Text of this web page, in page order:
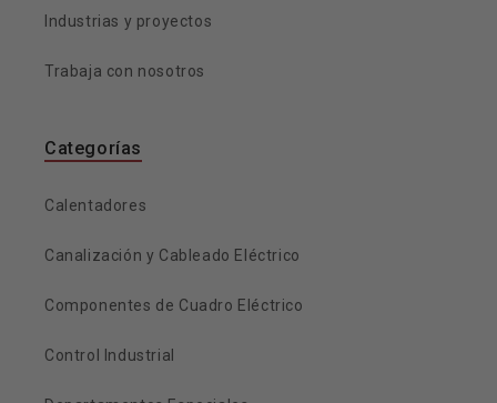
Industrias y proyectos
Trabaja con nosotros
Categorías
Calentadores
Canalización y Cableado Eléctrico
Componentes de Cuadro Eléctrico
Control Industrial